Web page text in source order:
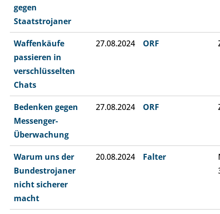
gegen
Staatstrojaner
Waffenkäufe
passieren in
verschlüsselten
Chats
27.08.2024 ORF
Bedenken gegen
Messenger-
Überwachung
27.08.2024 ORF
Warum uns der
Bundestrojaner
nicht sicherer
macht
20.08.2024 Falter